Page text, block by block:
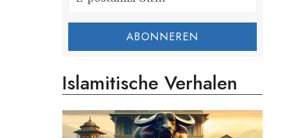
ABONNEREN
Islamitische Verhalen